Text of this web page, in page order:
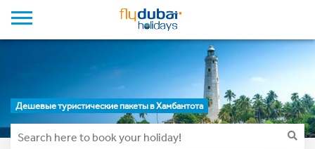
Дешевые туристические пакеты в Хамбантота